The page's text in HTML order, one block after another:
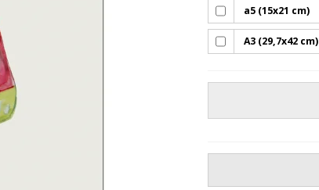
a5 (15x21 cm)
A3 (29,7x42 cm)